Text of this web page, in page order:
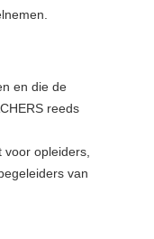
en die de
reeds
opleiders,
van